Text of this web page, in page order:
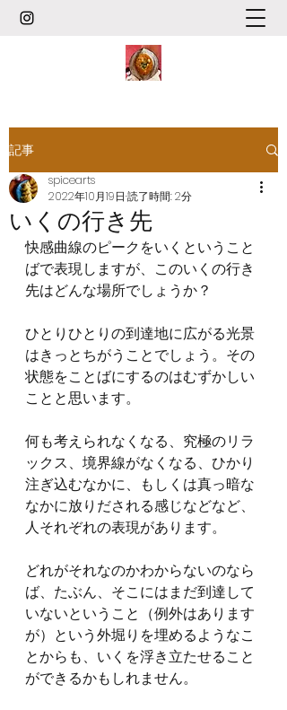
記事
いくの行き先
spicearts
2022年10月19日 読了時間: 2分
快感曲線のピークをいくということ
ばで表現しますが、このいくの行き
先はどんな場所でしょうか？
ひとりひとりの到達地に広がる光景
はきっとちがうことでしょう。その
状態をことばにするのはむずかしい
ことと思います。
何も考えられなくなる、究極のリラ
ックス、境界線がなくなる、ひかり
注ぎ込むなかに、もしくは真っ暗な
なかに放りだされる感じなどなど、
人それぞれの表現があります。
どれがそれなのかわからないのなら
ば、たぶん、そこにはまだ到達して
いないということ（例外はあります
が）という外堀りを埋めるようなこ
とからも、いくを浮き立たせること
ができるかもしれません。